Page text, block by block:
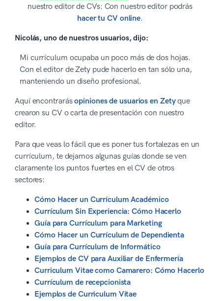
nuestro editor de CVs: Con nuestro editor podrás
hacer tu CV online.
Nicolás, uno de nuestros usuarios, dijo:
Mi currículum ocupaba un poco más de dos hojas.
Con el editor de Zety pude hacerlo en tan sólo una,
manteniendo un diseño profesional.
Aquí encontrarásopiniones de usuarios en Zetyque
crearon su CV o carta de presentación con nuestro
editor.
Para que veas lo fácil que es poner tus fortalezas en un
currículum, te dejamos algunas guías donde se ven
claramente los puntos fuertes en el CV de otros
sectores:
Cómo Hacer un Currículum Académico
Currículum Sin Experiencia: Cómo Hacerlo
Guía para Currículum para Marketing
Cómo Hacer un Currículum de Dependienta
Guía para Currículum de Informático
Ejemplos de CV para Auxiliar de Enfermería
Curriculum Vitae como Camarero: Cómo Hacerlo
Currículum de recepcionista
Ejemplos de Curriculum Vitae